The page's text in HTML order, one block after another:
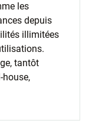
les
depuis
illimitées
tantôt
house,